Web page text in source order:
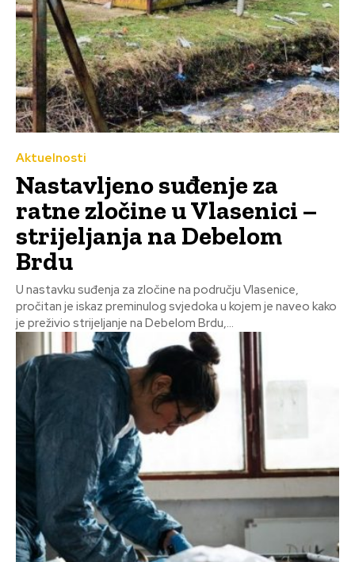
Aktuelnosti
Nastavljeno suđenje za
ratne zločine u Vlasenici –
strijeljanja na Debelom
Brdu
U nastavku suđenja za zločine na području Vlasenice,
pročitan je iskaz preminulog svjedoka u kojem je naveo kako
je preživio strijeljanje na Debelom Brdu,...